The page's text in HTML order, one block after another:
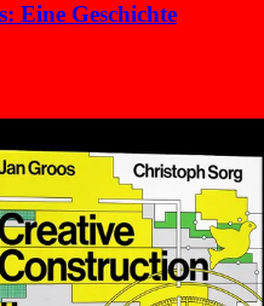
Eine Geschichte